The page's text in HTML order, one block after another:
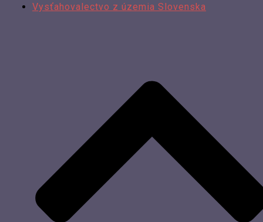
Vysťahovalectvo z územia Slovenska